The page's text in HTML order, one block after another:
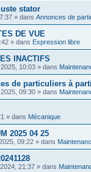
stator
» dans Annonces de
DE VUE
» dans Expression libre
INACTIFS
10:03 » dans
de particuliers à
09:30 » dans
» dans Mécanique
2025 04 25
09:22 » dans
21:37 » dans